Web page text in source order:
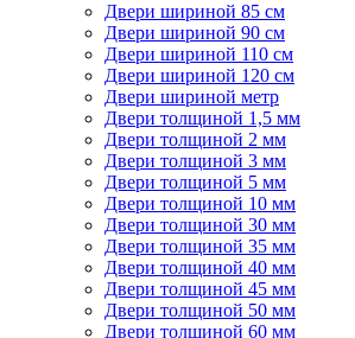
Двери шириной 85 см
Двери шириной 90 см
Двери шириной 110 см
Двери шириной 120 см
Двери шириной метр
Двери толщиной 1,5 мм
Двери толщиной 2 мм
Двери толщиной 3 мм
Двери толщиной 5 мм
Двери толщиной 10 мм
Двери толщиной 30 мм
Двери толщиной 35 мм
Двери толщиной 40 мм
Двери толщиной 45 мм
Двери толщиной 50 мм
Двери толщиной 60 мм